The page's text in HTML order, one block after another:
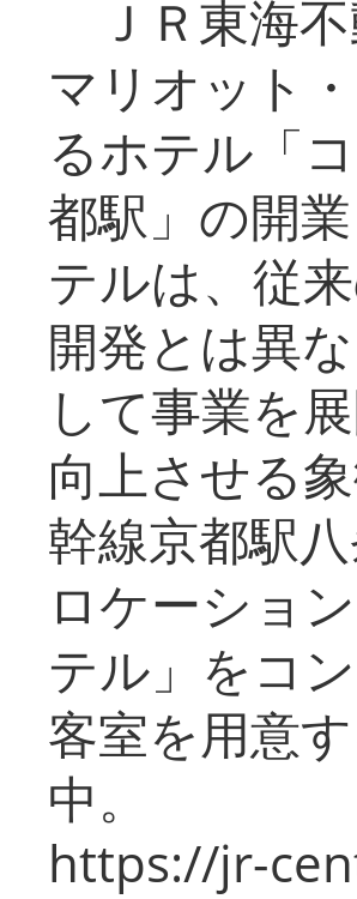
ＪＲ東海
マリオット
るホテル「
都駅」の開
テルは、従
開発とは異
して事業を
向上させる
幹線京都駅
ロケーショ
テル」をコ
客室を用意
中。
https://jr-